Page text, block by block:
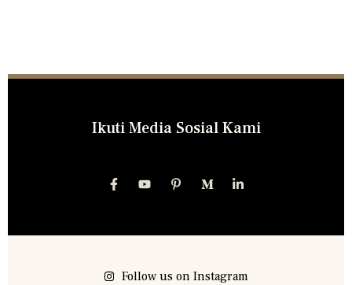
Ikuti Media Sosial Kami
Follow us on Instagram